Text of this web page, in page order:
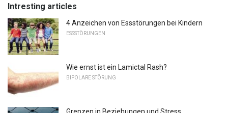
Intresting articles
4 Anzeichen von Essstörungen bei Kindern
ESSSTÖRUNGEN
Wie ernst ist ein Lamictal Rash?
BIPOLARE STÖRUNG
Grenzen in Beziehungen und Stress